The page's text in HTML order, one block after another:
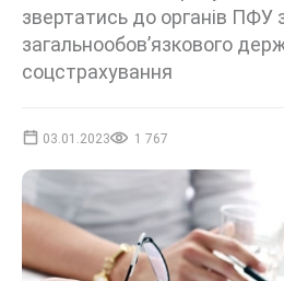
звертатись до органів ПФУ
загальнообов’язкового
соцстрахування
03.01.2023 1 767